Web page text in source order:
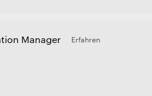
Manager Erfahren